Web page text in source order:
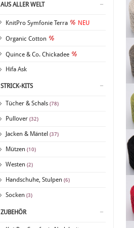
AUS ALLER WELT
KnitPro Symfonie Terra NEU
Organic Cotton
Quince & Co. Chickadee
Hifa Ask
STRICK-KITS
Tücher & Schals (78)
Pullover (32)
Jacken & Mäntel (37)
Mützen (10)
Westen (2)
Handschuhe, Stulpen (6)
Socken (3)
ZUBEHÖR